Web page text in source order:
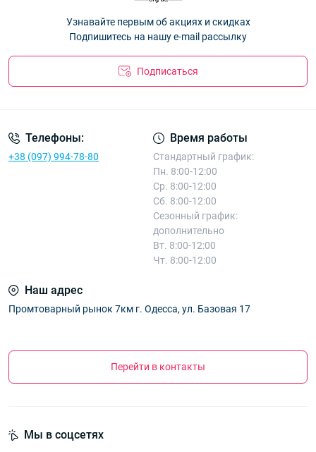
Узнавайте первым об акциях и скидках
Подпишитесь на нашу e-mail рассылку
Подписаться
Телефоны:
+38 (097) 994-78-80
Время работы
Стандартный график:
Пн. 8:00-12:00
Ср. 8:00-12:00
Сб. 8:00-12:00
Сезонный график:
дополнительно
Вт. 8:00-12:00
Чт. 8:00-12:00
Наш адрес
Промтоварный рынок 7км г. Одесса, ул. Базовая 17
Перейти в контакты
Мы в соцсетях